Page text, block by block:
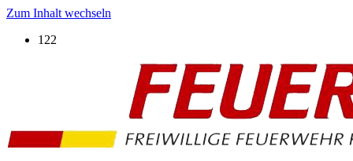
Zum Inhalt wechseln
122